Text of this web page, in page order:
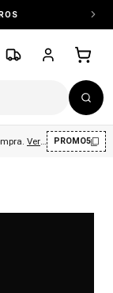
Ver condições .
PROMO5